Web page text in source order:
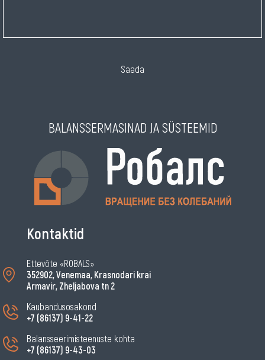
Saada
BALANSSERMASINAD JA SÜSTEEMID
Kontaktid
Ettevõte «ROBALS»
352902, Venemaa, Krasnodari krai
Armavir, Zheljabova tn 2
Kaubandusosakond
+7 (86137) 9-41-22
Balansseerimisteenuste kohta
+7 (86137) 9-43-03